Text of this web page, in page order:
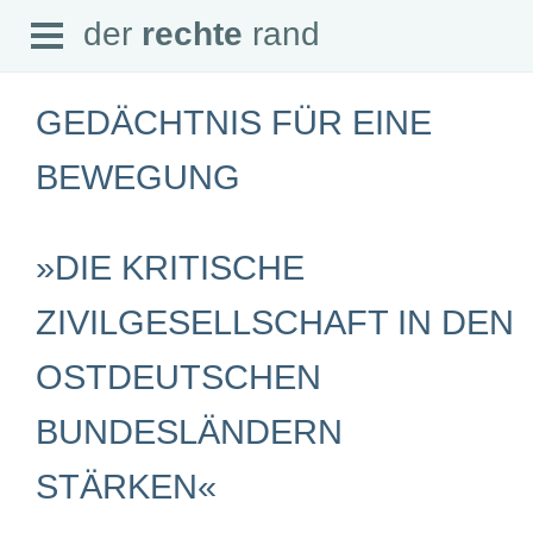
der rechte rand
Home
Suche
Magazin
Abonnement
Downloads
Datenschutz
SCHWERPUNKTE
Open
Menu
der rechte rand
GEDÄCHTNIS FÜR EINE
BEWEGUNG
»DIE KRITISCHE
ZIVILGESELLSCHAFT IN DEN
OSTDEUTSCHEN
BUNDESLÄNDERN
STÄRKEN«